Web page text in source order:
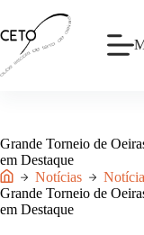
o
conteúdo
Grande Torneio de
em Destaque
Início
Notícias
Grande Torneio de
em Destaque